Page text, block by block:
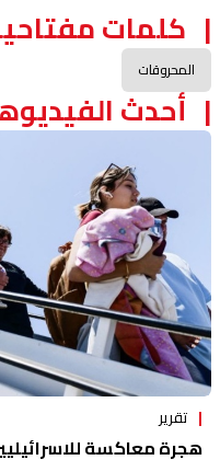
كلمات
المحروقات
أحدث
تقرير
هجرة معاكسة